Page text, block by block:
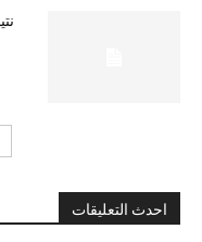
احدث التعليقات